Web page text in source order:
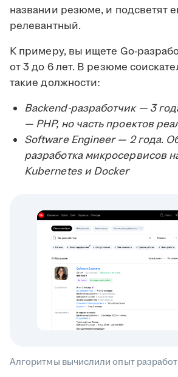
названии резюме, и подсветят
релевантный.
К примеру, вы ищете Go-
от 3 до 6 лет. В резюме
такие должности:
Backend-разработчик — 3
— PHP, но часть проектов
Software Engineer — 2 года.
разработка микросервисов
Kubernetes и Docker
Алгоритмы вычислили опыт